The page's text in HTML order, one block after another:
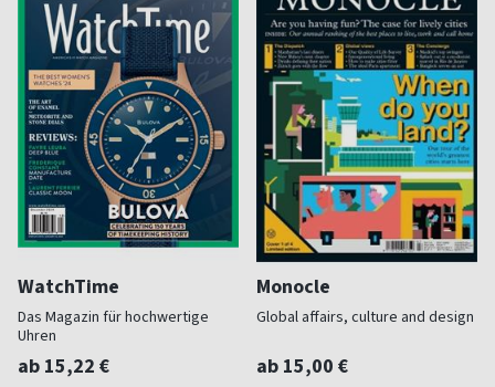
WatchTime
Das Magazin für hochwertige
Uhren
ab 15,22 €
Monocle
Global affairs, culture and design
ab 15,00 €